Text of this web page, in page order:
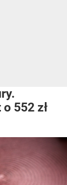
552 zł